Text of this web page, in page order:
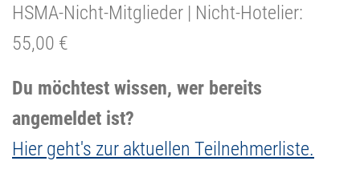
HSMA-Nicht-Mitglieder | Nicht-Hotelier:
55,00 €
Du möchtest wissen, wer bereits
angemeldet ist?
Hier geht's zur aktuellen Teilnehmerliste.